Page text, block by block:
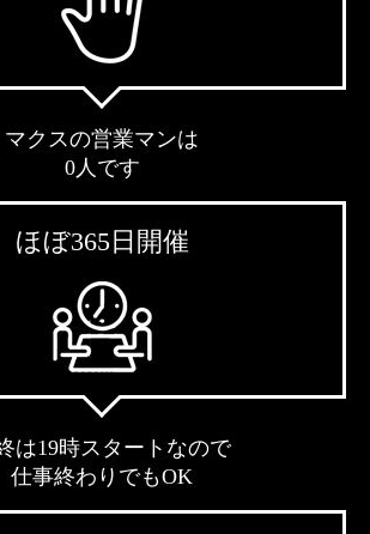
マクスの営業マンは
0人です
ほぼ365日開催
は19時スタートなので
仕事終わりでもOK